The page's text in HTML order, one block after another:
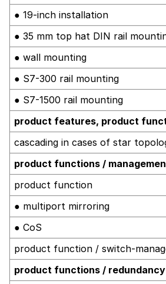
● 19-inch installation
● 35 mm top hat DIN rail
● wall mounting
● S7-300 rail mounting
● S7-1500 rail mounting
product features, product
cascading in cases of star
product functions /
product function
● multiport mirroring
● CoS
product function / switch-
product functions / redundancy